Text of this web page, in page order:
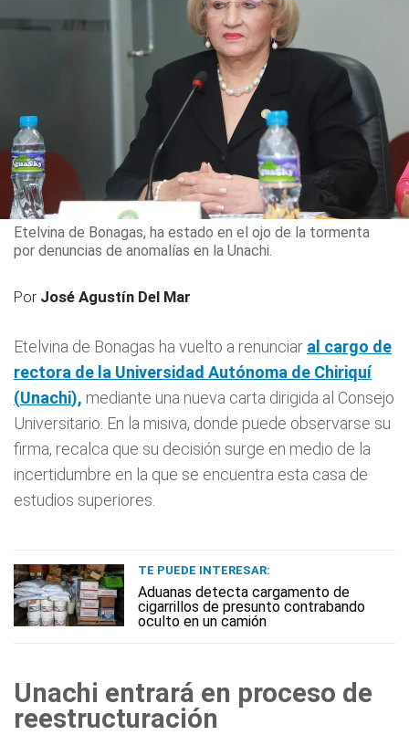
Etelvina de Bonagas, ha estado en el ojo de la tormenta
por denuncias de anomalías en la Unachi.
Por José Agustín Del Mar
Etelvina de Bonagas ha vuelto a renunciar al cargo de
rectora de la Universidad Autónoma de Chiriquí
(Unachi), mediante una nueva carta dirigida al Consejo
Universitario. En la misiva, donde puede observarse su
firma, recalca que su decisión surge en medio de la
incertidumbre en la que se encuentra esta casa de
estudios superiores.
TE PUEDE INTERESAR:
Aduanas detecta cargamento de
cigarrillos de presunto contrabando
oculto en un camión
Unachi entrará en proceso de
reestructuración